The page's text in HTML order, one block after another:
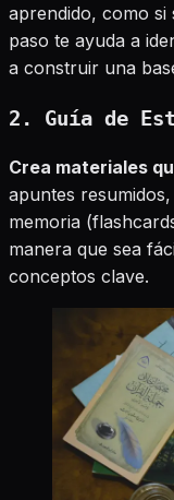
aprendido, como si
paso te ayuda a
a construir una
2. Guía de
Crea materiales
apuntes
memoria
manera que sea
conceptos clave.